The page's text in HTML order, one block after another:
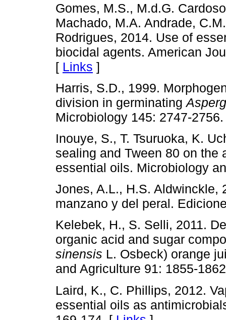
Gomes, M.S., M.d.G.
Machado, M.A. Andrade,
Rodrigues, 2014. Use of
biocidal agents. American
[ Links ]
Harris, S.D., 1999.
division in germinating
Microbiology 145: 2747-
Inouye, S., T. Tsuruoka, K.
sealing and Tween 80 on
essential oils. Microbiology
Jones, A.L., H.S. Aldwinckle,
manzano y del peral.
Kelebek, H., S. Selli, 2011.
organic acid and sugar
sinensis L. Osbeck) orange
and Agriculture 91: 1855-
Laird, K., C. Phillips, 2012.
essential oils as